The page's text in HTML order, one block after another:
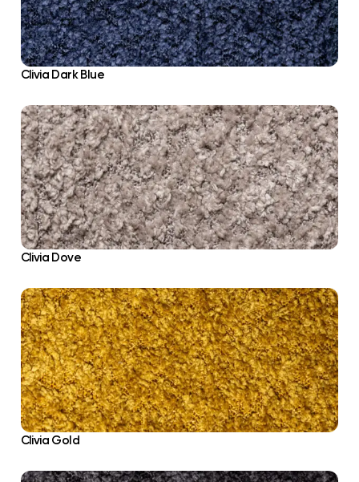
Clivia Dark Blue
Clivia Dove
Clivia Gold